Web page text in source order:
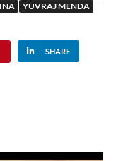
YUVRAJ MENDA
SHARE